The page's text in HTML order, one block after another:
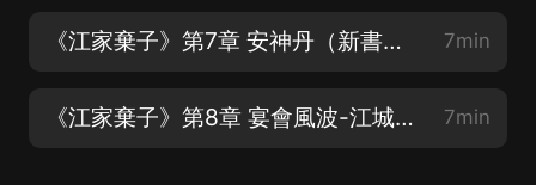
《江家棄子》第7章 安神丹（新書上架，求月票、點讚、訂閱、收藏、轉發） 7min
《江家棄子》第8章 宴會風波-江城背鍋（新書上架，求月票、點讚、訂閱、收藏、轉發） 7min